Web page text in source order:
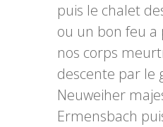
puis le chalet
ou un bon feu
nos corps
descente par le
Neuweiher
Ermensbach